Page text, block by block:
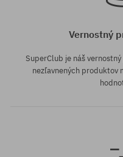
Vernostný
SuperClub je náš
nezľavnených produktov